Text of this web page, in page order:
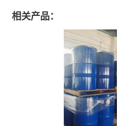
相关产品：